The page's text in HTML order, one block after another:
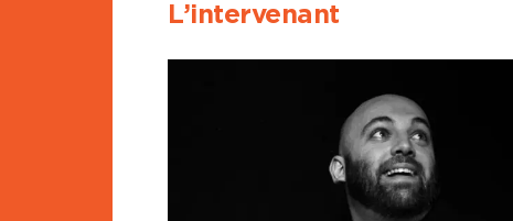
L’intervenant